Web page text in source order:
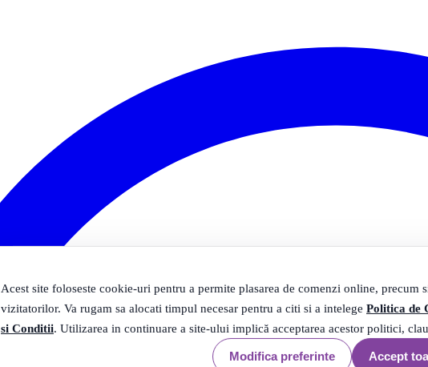
Acest site foloseste cookie-uri pentru a permite plasarea de comenzi online,
vizitatorilor. Va rugam sa alocati timpul necesar pentru a citi si a intelege Politica de
si Conditii. Utilizarea in continuare a site-ului implică acceptarea acestor politici,
Modifica preferinte Accept